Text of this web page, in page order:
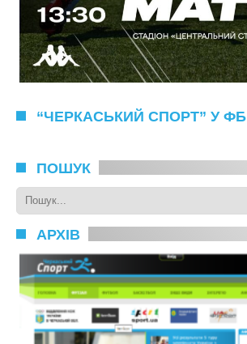
“ЧЕРКАСЬКИЙ СПОРТ” У ФБ
ПОШУК
АРХІВ